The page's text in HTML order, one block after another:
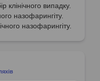
клінічного випадку.
назофарингіту.
назофарингіту.